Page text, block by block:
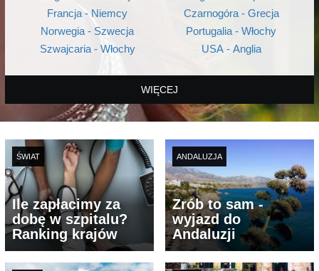
Francja - Niemcy
Norwegia - Szwecja
Szwajcaria - Włochy
Czarnogóra - Grecja
Portugalia - Włochy
USA - Anglia
WIĘCEJ
ŚWIAT
Ile zapłacimy za
dobę w szpitalu?
Ranking krajów
ANDALUZJA
Zrób to sam -
wyjazd do
Andaluzji